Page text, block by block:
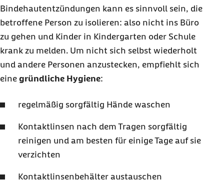
Bindehautentzündungen kann es sinnvoll sein, die
betroffene Person zu isolieren: also nicht ins Büro
zu gehen und Kinder in Kindergarten oder Schule
krank zu melden. Um nicht sich selbst wiederholt
und andere Personen anzustecken, empfiehlt sich
eine gründliche Hygiene:
regelmäßig sorgfältig Hände waschen
Kontaktlinsen nach dem Tragen sorgfältig
reinigen und am besten für einige Tage auf sie
verzichten
Kontaktlinsenbehälter austauschen